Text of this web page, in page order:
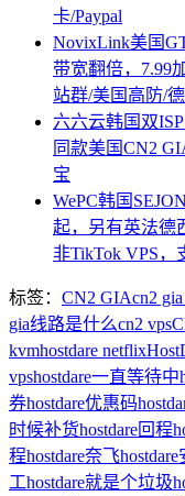
卡/Paypal
NovixLink美国
带宽翻倍，7.99
站群/美国高防/
六六云韩国双
同款美国CN2
宝
WePC韩国
起，另有英法德
非TikTok VPS，
标签： CN2 GIAcn2
gia线路是什么cn2 vps
kvmhostdare netflix
vpshostdare一直等待中
券hostdare优惠码
时候补货hostdare回程
程hostdare奈飞
工hostdare就是个垃圾